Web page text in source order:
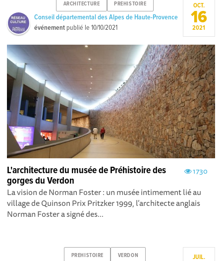
ARCHITECTURE PREHISTOIRE
Conseil départemental des Alpes de Haute-Provence
événement publié le10/10/2021
OCT.
16
2021
1730
L'architecture du musée de Préhistoire des
gorges du Verdon
La vision de Norman Foster : un musée intimement lié au
village de Quinson Prix Pritzker 1999, l’architecte anglais
Norman Foster a signé des...
PREHISTOIRE VERDON JUIL.